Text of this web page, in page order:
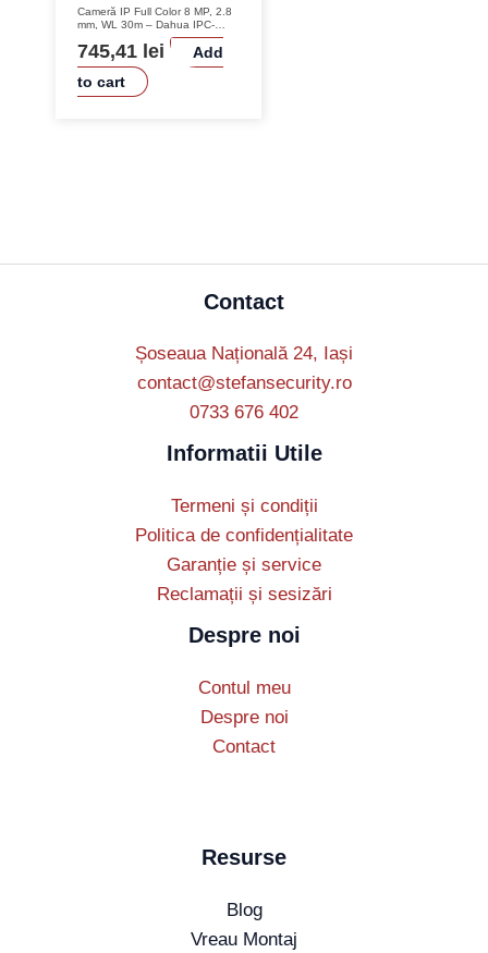
Cameră IP Full Color 8 MP, 2.8
mm, WL 30m – Dahua IPC-
745,41 lei
Add
to cart
Contact
Șoseaua Națională 24, Iași
contact@stefansecurity.ro
0733 676 402
Informatii Utile
Termeni și condiții
Politica de confidențialitate
Garanție și service
Reclamații și sesizări
Despre noi
Contul meu
Despre noi
Contact
Resurse
Blog
Vreau Montaj